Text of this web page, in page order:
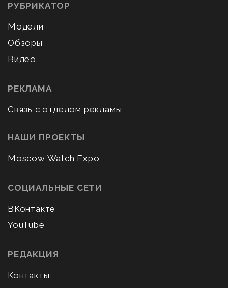
РУБРИКАТОР
Модели
Обзоры
Видео
РЕКЛАМА
Связь с отделом рекламы
НАШИ ПРОЕКТЫ
Moscow Watch Expo
СОЦИАЛЬНЫЕ СЕТИ
ВКонтакте
YouTube
РЕДАКЦИЯ
Контакты